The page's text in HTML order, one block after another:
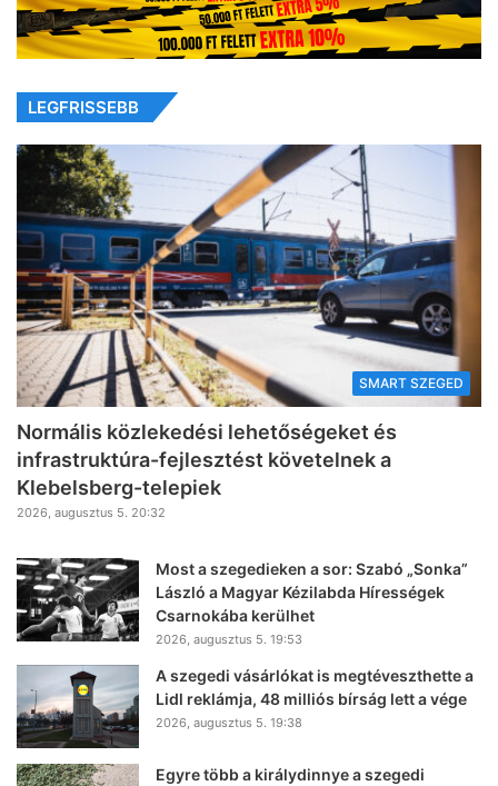
LEGFRISSEBB
SMART SZEGED
Normális közlekedési lehetőségeket és
infrastruktúra-fejlesztést követelnek a
Klebelsberg-telepiek
2026, augusztus 5. 20:32
Most a szegedieken a sor: Szabó „Sonka”
László a Magyar Kézilabda Hírességek
Csarnokába kerülhet
2026, augusztus 5. 19:53
A szegedi vásárlókat is megtéveszthette a
Lidl reklámja, 48 milliós bírság lett a vége
2026, augusztus 5. 19:38
Egyre több a királydinnye a szegedi